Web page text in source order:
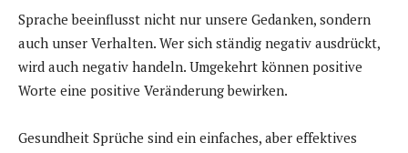
Sprache beeinflusst nicht nur unsere Gedanken, sondern
auch unser Verhalten. Wer sich ständig negativ ausdrückt,
wird auch negativ handeln. Umgekehrt können positive
Worte eine positive Veränderung bewirken.
Gesundheit Sprüche sind ein einfaches, aber effektives